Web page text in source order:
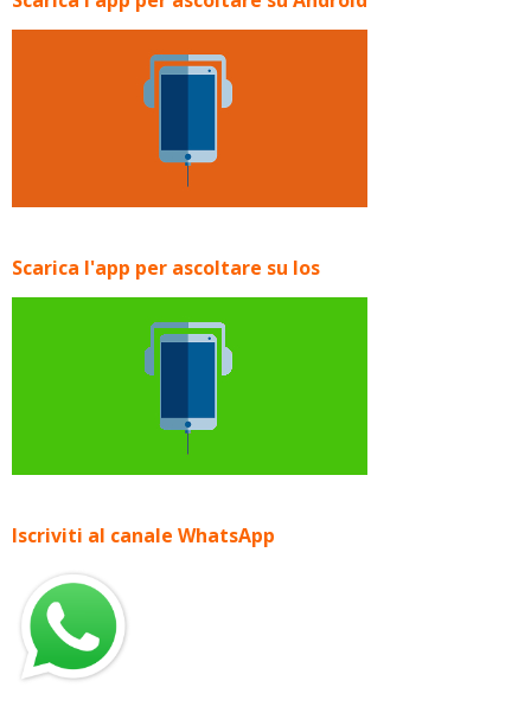
Scarica l'app per ascoltare su Ios
Iscriviti al canale WhatsApp